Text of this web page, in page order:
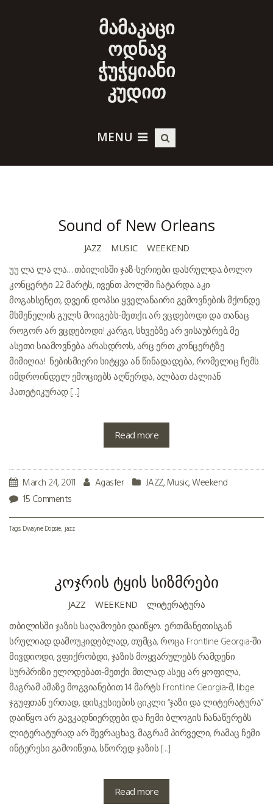
მამაკაცი
ოდნავ
ჭუჭყიანი
კუდით
MENU
Sound of New Orleans
JAZZ MUSIC WEEKEND
უუ ლა ლა ლა… თბილისში ჯაზ-სერიები დასრულდა. ბოლო
კონცერტი 22 მარტს, ივენთ ჰოლში ჩატარდა. აკი
მოგახსენეთ, დვეინ დოპსი ყველანაირი გემოვნების მქონდე
მსმენელის გულს მოიგებს-მეთქი. არ ვცდებოდი და თანაც
როგორ არ ვცდებოდი! კარგი, სხვებზე არ ვისაუბრებ. მე
ასეთი სიამოვნება არასდროს, არც ერთ კონცერტზე
მიმიღია! ნებისმიერი სიტყვა ან წინადადება, რომელიც ჩემს
იმდროინდელ ემოციებს აღწერდა, ალბათ ძალიან
პათეტიკურად […]
Read more
March 24, 2011 Agasfer JAZZ,Music,Weekend
15 Comments
Tags: Dwayne Dopsie jazz
კოჯრის ტყის სიზმრები
JAZZ WEEKEND ᲚᲘᲢᲔᲠᲐᲢᲣᲠᲐ
თბილისში ჯაზის საღამოები დაიწყო. ერთმანეთისგან
სრულიად დამოუკიდებლად, თუმცა, როცა Frontline Georgia-ში
მივდიოდი, ვფიქრობდი, ჯაზის მოყვარულებს რამდენი
სურპრიზი ელოდებათ-მეთქი. მთლად ასეც არ ყოფილა,
მაგრამ ამაზე მოგვიანებით. 14 მარტს Frontline Georgia-მ, lib.ge
ჯგუფთან ერთად, დისკუსიების ციკლი “ჯაზი და ლიტერატურა”
დაიწყო. არ გავკადნიერდები და ჩემი ბლოგის ჩანაწერებს
ლიტერატურად არ შევრაცხავ, მაგრამ პირველი, რამაც ჩემი
ინტერესი გამოიწვია, სწორედ ჯაზის […]
Read more